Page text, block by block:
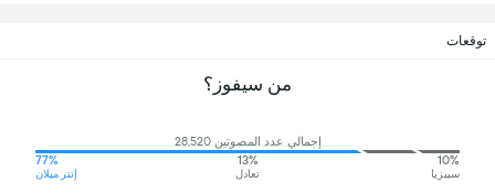
توقعات
من سيفوز؟
إجمالي عدد المصوتين 28,520
10%
سبيزيا
13%
تعادل
77%
إنتر ميلان